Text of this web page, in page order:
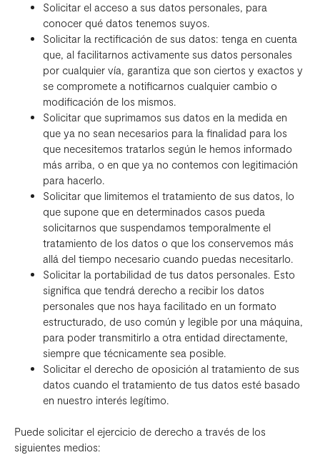
Solicitar el acceso a sus datos personales, para
conocer qué datos tenemos suyos.
Solicitar la rectificación de sus datos: tenga en cuenta
que, al facilitarnos activamente sus datos personales
por cualquier vía, garantiza que son ciertos y exactos y
se compromete a notificarnos cualquier cambio o
modificación de los mismos.
Solicitar que suprimamos sus datos en la medida en
que ya no sean necesarios para la finalidad para los
que necesitemos tratarlos según le hemos informado
más arriba, o en que ya no contemos con legitimación
para hacerlo.
Solicitar que limitemos el tratamiento de sus datos, lo
que supone que en determinados casos pueda
solicitarnos que suspendamos temporalmente el
tratamiento de los datos o que los conservemos más
allá del tiempo necesario cuando puedas necesitarlo.
Solicitar la portabilidad de tus datos personales. Esto
significa que tendrá derecho a recibir los datos
personales que nos haya facilitado en un formato
estructurado, de uso común y legible por una máquina,
para poder transmitirlo a otra entidad directamente,
siempre que técnicamente sea posible.
Solicitar el derecho de oposición al tratamiento de sus
datos cuando el tratamiento de tus datos esté basado
en nuestro interés legítimo.
Puede solicitar el ejercicio de derecho a través de los
siguientes medios: